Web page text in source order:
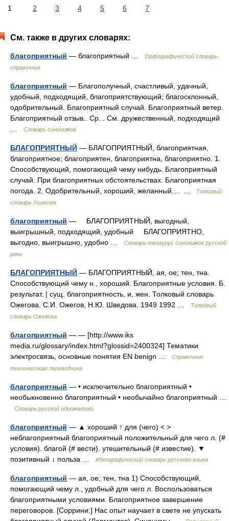
1 2 3 4 5 6 7
См. также в других словарях:
благоприятный — благоприятный …
Орфографический словарь-
справочник
благоприятный — Благополучный, счастливый, удачный,
удобный, подходящий, благоприятствующий; благосклонный,
одобрительный. Благоприятный случай. Благоприятный ветер.
Благоприятный отзыв.. Ср. . См. дружественный, подходящий
Словарь синонимов
БЛАГОПРИЯТНЫЙ — БЛАГОПРИЯТНЫЙ, благоприятная,
благоприятное; благоприятен, благоприятна, благоприятно. 1.
Способствующий, помогающий чему нибудь. Благоприятный
случай. При благоприятных обстоятельствах. Благоприятная
погода. 2. Одобрительный, хороший, желанный.… …
Толковый
словарь Ушакова
благоприятный — БЛАГОПРИЯТНЫЙ, выгодный,
выигрышный, подходящий, удобный БЛАГОПРИЯТНО,
выгодно, выигрышно, удобно …
Словарь-тезаурус синонимов русской
речи
БЛАГОПРИЯТНЫЙ — БЛАГОПРИЯТНЫЙ, ая, ое; тен, тна.
Способствующий чему н., хороший. Благоприятные условия. Б.
результат. | сущ. благоприятность, и, жен. Толковый словарь
Ожегова. С.И. Ожегов, Н.Ю. Шведова. 1949 1992 …
Толковый
словарь Ожегова
благоприятный — — [http://www.iks
media.ru/glossary/index.html?glossid=2400324] Тематики
электросвязь, основные понятия EN benign …
Справочник
технического переводчика
благоприятный — • исключительно благоприятный •
необыкновенно благоприятный • необычайно благоприятный …
Словарь русской идиоматики
благоприятный — ▲ хороший ↑ для (чего) < >
неблагоприятный благоприятный положительный для чего л. (#
условия). благой (# вести). утешительный (# известие). ▼
позитивный ↓ польза …
Идеографический словарь русского языка
благоприятный — ая, ое; тен, тна 1) Способствующий,
помогающий чему л., удобный для чего л. Воспользоваться
благоприятными условиями. Благоприятное завершение
переговоров. [Соррини:] Нас опыт научает в свете не упускать